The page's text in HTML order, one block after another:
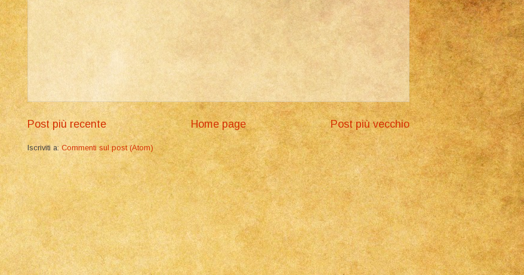
Post più recente Post più vecchio
Home page
Iscriviti a:Commenti sul post (Atom)